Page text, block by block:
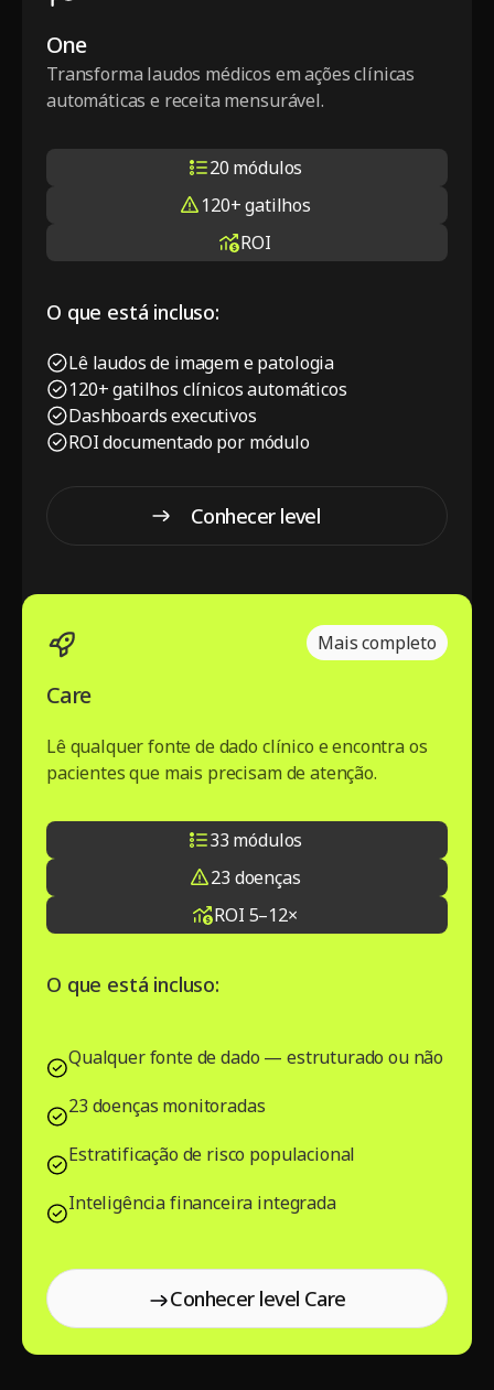
One
Transforma laudos médicos em ações clínicas
automáticas e receita mensurável.
20 módulos
120+ gatilhos
ROI
O que está incluso:
Lê laudos de imagem e patologia
120+ gatilhos clínicos automáticos
Dashboards executivos
ROI documentado por módulo
Conhecer level
One
Mais completo
Care
Lê qualquer fonte de dado clínico e encontra os
pacientes que mais precisam de atenção.
33 módulos
23 doenças
ROI 5–12×
O que está incluso:
Qualquer fonte de dado — estruturado ou não
23 doenças monitoradas
Estratificação de risco populacional
Inteligência financeira integrada
Conhecer level Care
Conhecer level
Care